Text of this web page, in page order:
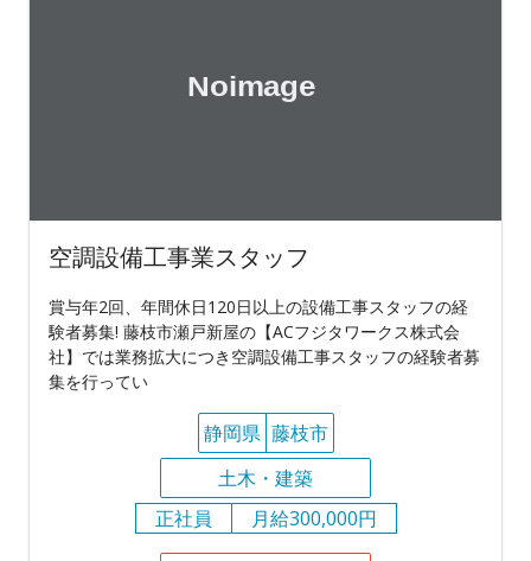
空調設備工事業スタッフ
賞与年2回、年間休日120日以上の設備工事スタッフの経
験者募集! 藤枝市瀬戸新屋の【ACフジタワークス株式会
社】では業務拡大につき空調設備工事スタッフの経験者募
集を行ってい
静岡県 藤枝市
土木・建築
正社員
月給300,000円